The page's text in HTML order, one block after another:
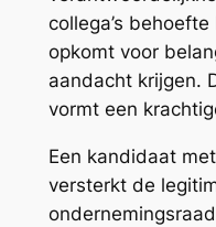
collega’s
opkomt voor
aandacht krijgen.
vormt een
Een kandidaat
versterkt de